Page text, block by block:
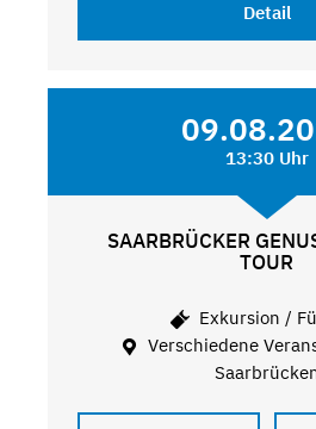
Detail
13:30 Uhr
SAARBRÜCKER
TOUR
Exkursion /
Verschiedene